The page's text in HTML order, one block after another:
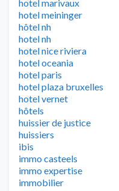
hotel marivaux
hotel meininger
hôtel nh
hotel nh
hotel nice riviera
hotel oceania
hotel paris
hotel plaza bruxelles
hotel vernet
hôtels
huissier de justice
huissiers
ibis
immo casteels
immo expertise
immobilier